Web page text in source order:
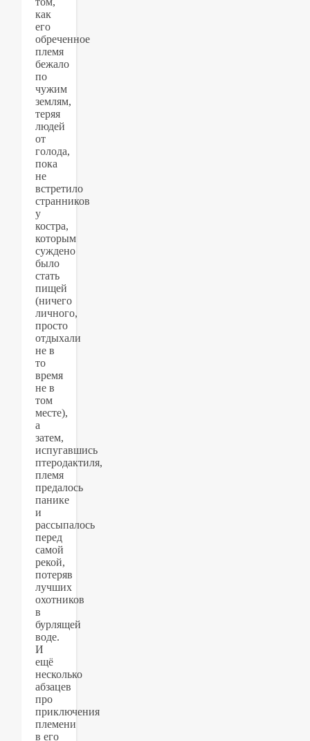
как
его
обреченное
племя
бежало
по
чужим
землям,
теряя
людей
от
голода,
пока
не
встретило
странников
у
костра,
которым
суждено
было
стать
пищей
(ничего
личного,
просто
отдыхали
не в
то
время
не в
том
месте),
а
затем,
испугавшись
птеродактиля,
племя
предалось
панике
и
рассыпалось
перед
самой
рекой,
потеряв
лучших
охотников
в
бурлящей
воде.
И
ещё
несколько
абзацев
про
приключения
племени
в его